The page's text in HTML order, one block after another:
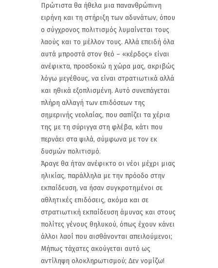
Πρώτιστα θα ήθελα μια πανανθρώπινη
ειρήνη και τη στήριξη των αδυνάτων, όπου
ο σύγχρονος πολιτισμός λυμαίνεται τους
λαούς και το μέλλον τους. Αλλά επειδή όλα
αυτά μπροστά στον θεό – «κέρδος» είναι
ανέφικτα, προσδοκώ η χώρα μας, ακριβώς
λόγω μεγέθους, να είναι στρατιωτικά αλλά
και ηθικά εξοπλισμένη. Αυτό συνεπάγεται
πλήρη αλλαγή των επιδόσεων της
σημερινής νεολαίας, που σαπίζει τα χέρια
της με τη σύριγγα στη φλέβα, κάτι που
περνάει στα ψιλά, σύμφωνα με τον εκ
δυσμών πολιτισμό.
Άραγε θα ήταν ανέφικτο οι νέοι μέχρι μιας
ηλικίας, παράλληλα με την πρόοδο στην
εκπαίδευση, να ήσαν συγκροτημένοι σε
αθλητικές επιδόσεις, ακόμα και σε
στρατιωτική εκπαίδευση άμυνας και στους
πολίτες γένους θηλυκού, όπως έχουν κάνει
άλλοι λαοί που αισθάνονται απειλούμενοι;
Μήπως τάχατες ακούγεται αυτό ως
αντίληψη ολοκληρωτισμού; Δεν νομίζω!